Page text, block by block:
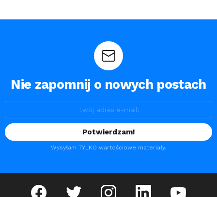
Nie zapomnij o nowych postach
Wysyłam TYLKO wartościowe materiały.
facebook twitter instagram linkedin youtube